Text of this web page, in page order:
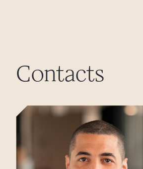
Contacts